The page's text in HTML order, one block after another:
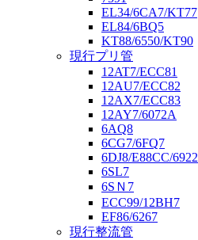
EL34/6CA7/KT77
EL84/6BQ5
KT88/6550/KT90
現行プリ管
12AT7/ECC81
12AU7/ECC82
12AX7/ECC83
12AY7/6072A
6AQ8
6CG7/6FQ7
6DJ8/E88CC/6922
6SL7
6SＮ7
ECC99/12BH7
EF86/6267
現行整流管